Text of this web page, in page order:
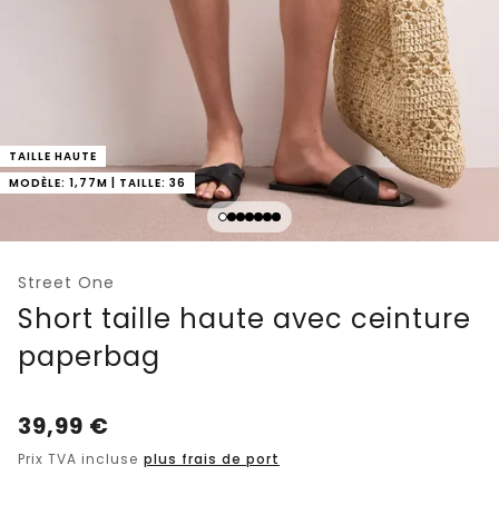
TAILLE HAUTE
MODÈLE: 1,77M | TAILLE: 36
Street One
Short taille haute avec ceinture
paperbag
39,99 €
Prix TVA incluse plus frais de port